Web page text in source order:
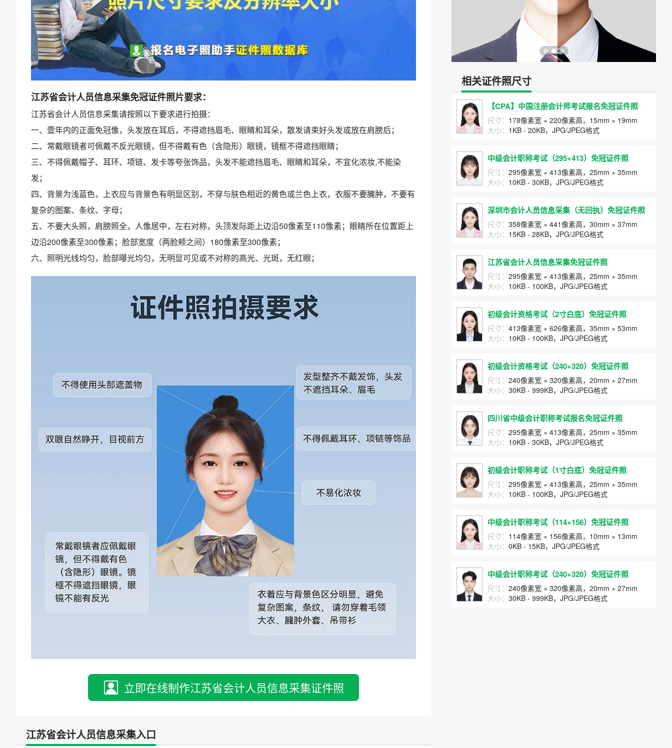
江苏省会计人员信息采集免冠证件照片要求：
江苏省会计人员信息采集请按照以下要求进行拍摄：
一、壹年内的正面免冠像，头发放在耳后，不得遮挡眉毛、眼睛和耳朵，散发请束好头发或放在肩膀后；
二、常戴眼镜者可佩戴不反光眼镜，但不得戴有色（含隐形）眼镜，镜框不得遮挡眼睛；
三、不得佩戴帽子、耳环、项链、发卡等夸张饰品，头发不能遮挡眉毛、眼睛和耳朵，不宜化浓妆,不能染
发；
四、背景为浅蓝色，上衣应与背景色有明显区别，不穿与肤色相近的黄色或兰色上衣，衣服不要臃肿，不要有
复杂的图案、条纹、字母；
五、不要大头照，肩膀照全，人像居中，左右对称，头顶发际距上边沿50像素至110像素；眼睛所在位置距上
边沿200像素至300像素；脸部宽度（两脸颊之间） 180像素至300像素；
六、照明光线均匀，脸部曝光均匀，无明显可见或不对称的高光、光斑，无红眼；
立即在线制作江苏省会计人员信息采集证件照
江苏省会计人员信息采集入口
相关证件照尺寸
【CPA】中国注册会计师考试报名免冠证件照
尺寸： 178像素宽 × 220像素高，15mm × 19mm
大小： 1KB - 20KB，JPG/JPEG格式
中级会计职称考试（295×413）免冠证件照
尺寸： 295像素宽 × 413像素高，25mm × 35mm
大小： 10KB - 30KB，JPG/JPEG格式
深圳市会计人员信息采集（无回执）免冠证件照
尺寸： 358像素宽 × 441像素高，30mm × 37mm
大小： 15KB - 28KB，JPG/JPEG格式
江苏省会计人员信息采集免冠证件照
尺寸： 295像素宽 × 413像素高，25mm × 35mm
大小： 10KB - 100KB，JPG/JPEG格式
初级会计资格考试（2寸白底）免冠证件照
尺寸： 413像素宽 × 626像素高，35mm × 53mm
大小： 10KB - 100KB，JPG/JPEG格式
初级会计资格考试（240×320）免冠证件照
尺寸： 240像素宽 × 320像素高，20mm × 27mm
大小： 30KB - 999KB，JPG/JPEG格式
四川省中级会计职称考试报名免冠证件照
尺寸： 295像素宽 × 413像素高，25mm × 35mm
大小： 10KB - 30KB，JPG/JPEG格式
初级会计职称考试（1寸白底）免冠证件照
尺寸： 295像素宽 × 413像素高，25mm × 35mm
大小： 10KB - 100KB，JPG/JPEG格式
中级会计职称考试（114×156）免冠证件照
尺寸： 114像素宽 × 156像素高，10mm × 13mm
大小： 0KB - 15KB，JPG/JPEG格式
中级会计职称考试（240×320）免冠证件照
尺寸： 240像素宽 × 320像素高，20mm × 27mm
大小： 30KB - 999KB，JPG/JPEG格式